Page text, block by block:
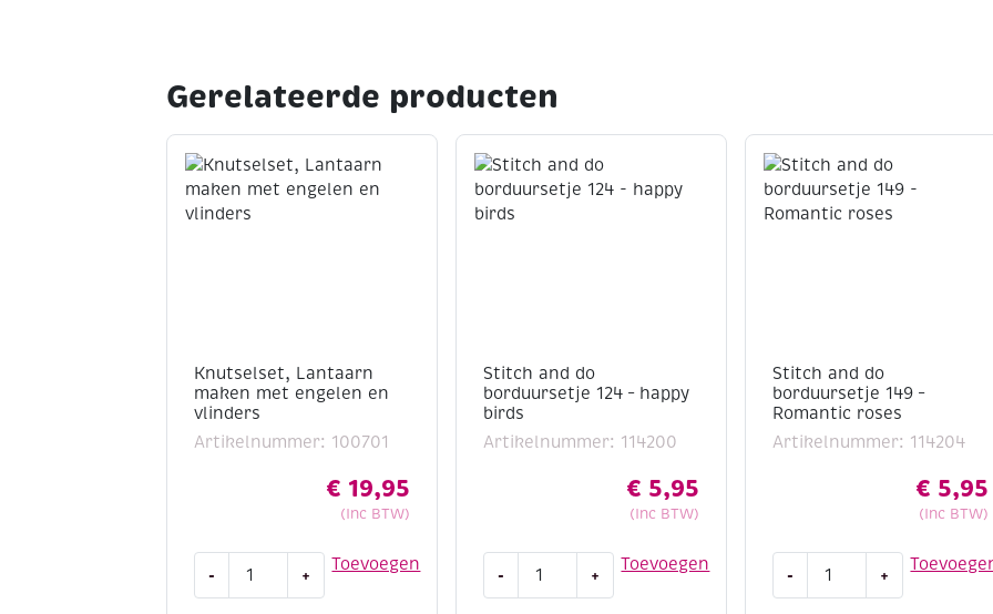
Gerelateerde producten
Knutselset, Lantaarn
maken met engelen en
vlinders
Artikelnummer: 100701
€ 19,95
(Inc BTW)
Toevoegen
- +
Stitch and do
borduursetje 124 – happy
birds
Artikelnummer: 114200
€ 5,95
(Inc BTW)
Toevoegen
- +
Stitch and do
borduursetje 149 –
Romantic roses
Artikelnummer: 114204
€ 5,95
(Inc BTW)
- +